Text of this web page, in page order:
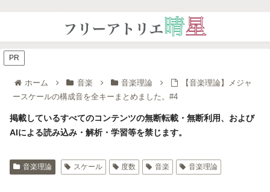
PR
ホーム 音楽 音楽理論
【音楽理論】メジャ
ースケールの構成音を全キーまとめました。#4
掲載しているすべてのコンテンツの無断転載・無断利用、および
AIによる読み込み・解析・学習等を禁じます。
音楽理論 スケール 度数 音楽 音楽理論